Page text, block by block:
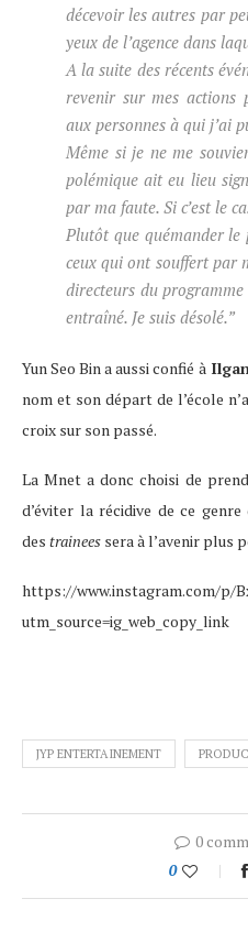
décevoir les autres par
yeux de l’agence dans
A la suite des récents
revenir sur mes actions
aux personnes à qui j’ai
Même si je ne me
polémique ait eu lieu
par ma faute. Si c’est le
Plutôt que quémander le
ceux qui ont souffert par
directeurs du
entraîné. Je suis désolé.”
Yun Seo Bin a aussi confié à
nom et son départ de l’école
croix sur son passé.
La Mnet a donc choisi de
d’éviter la récidive de ce
des trainees sera à l’avenir plus
https://www.instagram.com/p/
utm_source=ig_web_copy_link
JYP ENTERTAINEMENT
0
0